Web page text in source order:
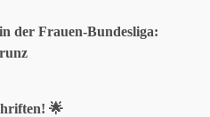
der Frauen-Bundesliga:
🌟